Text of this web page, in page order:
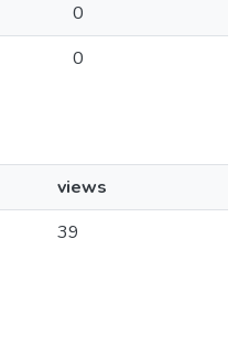
0
0
views
39